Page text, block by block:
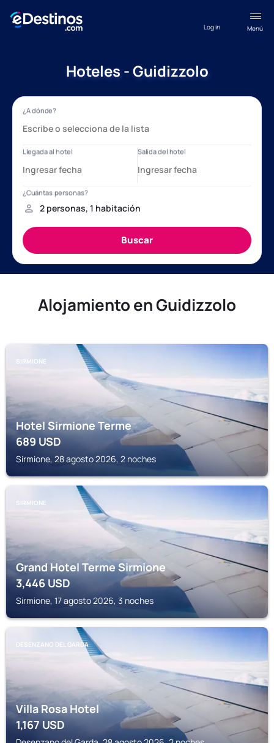
Menú
Log in
Hoteles - Guidizzolo
Alojamiento en Guidizzolo
SIRMIONE
Hotel Sirmione Terme
689USD
Sirmione, 28 agosto 2026, 2 noches
SIRMIONE
Grand Hotel Terme Sirmione
3,446USD
Sirmione, 17 agosto 2026, 3 noches
DESENZANO DEL GARDA
Villa Rosa Hotel
1,167USD